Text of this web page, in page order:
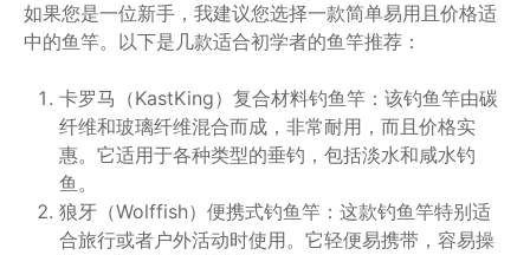
如果您是一位新手，我建议您选择一款简单易用且价格适
中的鱼竿。以下是几款适合初学者的鱼竿推荐：
卡罗马（KastKing）复合材料钓鱼竿：该钓鱼竿由碳
纤维和玻璃纤维混合而成，非常耐用，而且价格实
惠。它适用于各种类型的垂钓，包括淡水和咸水钓
鱼。
狼牙（Wolffish）便携式钓鱼竿：这款钓鱼竿特别适
合旅行或者户外活动时使用。它轻便易携带，容易操